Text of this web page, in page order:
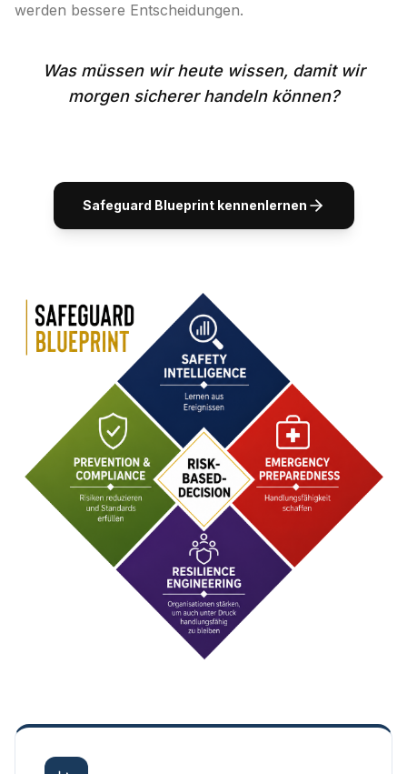
werden bessere Entscheidungen.
Was müssen wir heute wissen, damit wir
morgen sicherer handeln können?
Safeguard Blueprint kennenlernen